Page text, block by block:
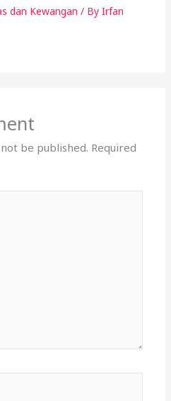
dan Kewangan / By Irfan
be published. Required